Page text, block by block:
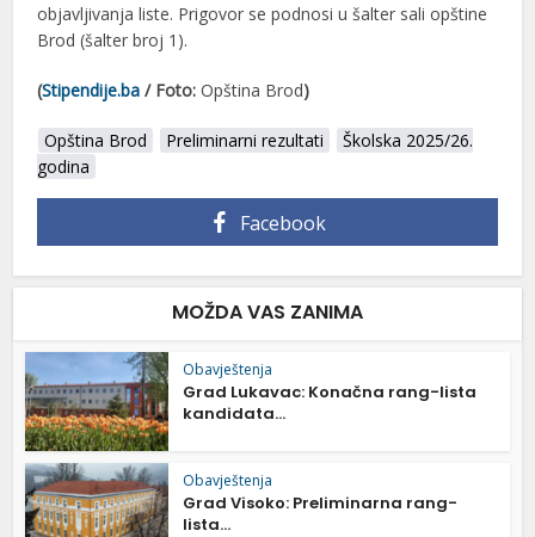
objavljivanja liste. Prigovor se podnosi u šalter sali opštine
Brod (šalter broj 1).
(Stipendije.ba / Foto:Opština Brod)
Opština Brod Preliminarni rezultati
Školska 2025/26.
godina
Facebook
MOŽDA VAS ZANIMA
Obavještenja
Grad Lukavac: Konačna rang-lista
kandidata...
Obavještenja
Grad Visoko: Preliminarna rang-
lista...